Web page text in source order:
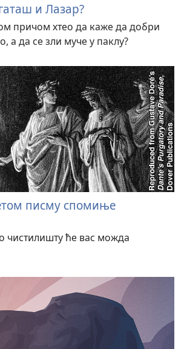
и Лазар?
причом хтео да каже да добри
а да се зли муче у паклу?
писму спомиње
чистилишту ће вас можда